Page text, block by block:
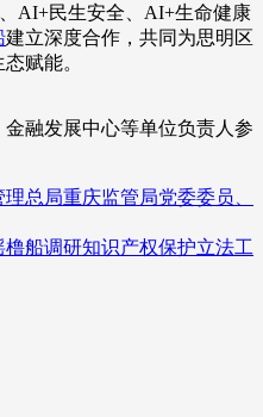
AI+民生安全、AI+生命健康
建立深度合作，共同为思明区
赋能。
融发展中心等单位负责人参
总局重庆监管局党委委员、
橹船调研知识产权保护立法工